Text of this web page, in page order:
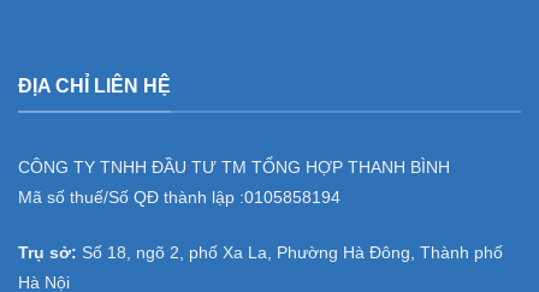
ĐỊA CHỈ LIÊN HỆ
CÔNG TY TNHH ĐẦU TƯ TM TỔNG HỢP THANH BÌNH
Mã số thuế/Số QĐ thành lập :0105858194
Trụ sở: Số 18, ngõ 2, phố Xa La, Phường Hà Đông, Thành phố
Hà Nội